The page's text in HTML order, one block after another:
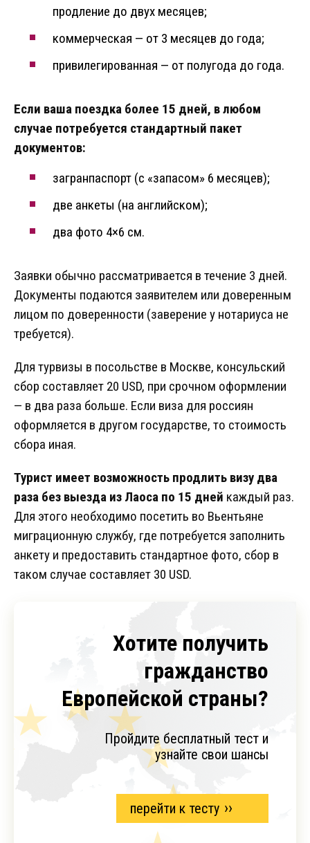
продление до двух месяцев;
коммерческая — от 3 месяцев до года;
привилегированная — от полугода до года.
Если ваша поездка более 15 дней, в любом
случае потребуется стандартный пакет
документов:
загранпаспорт (с «запасом» 6 месяцев);
две анкеты (на английском);
два фото 4×6 см.
Заявки обычно рассматривается в течение 3 дней.
Документы подаются заявителем или доверенным
лицом по доверенности (заверение у нотариуса не
требуется).
Для турвизы в посольстве в Москве, консульский
сбор составляет 20 USD, при срочном оформлении
— в два раза больше. Если виза для россиян
оформляется в другом государстве, то стоимость
сбора иная.
Турист имеет возможность продлить визу два
раза без выезда из Лаоса по 15 дней каждый раз.
Для этого необходимо посетить во Вьентьяне
миграционную службу, где потребуется заполнить
анкету и предоставить стандартное фото, сбор в
таком случае составляет 30 USD.
Хотите получить
гражданство
Европейской страны?
Пройдите бесплатный тест и
узнайте свои шансы
перейти к тесту